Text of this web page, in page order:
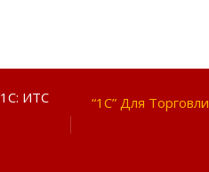
1С: ИТС “1С” Для Торговли